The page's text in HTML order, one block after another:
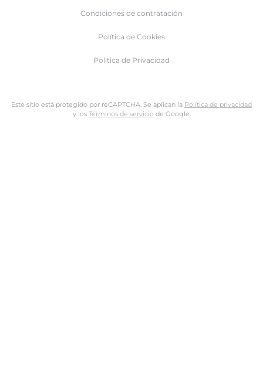
Condiciones de contratación
Política de Cookies
Politica de Privacidad
Este sitio está protegido por reCAPTCHA. Se aplican la Política de privacidad
y los Términos de serviciode Google.